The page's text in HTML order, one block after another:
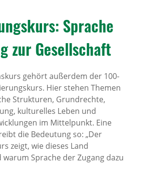
Sprache
zur Gesell­schaft
gehört außerdem der 100-
Hier stehen Themen
Strukturen, Grundrechte,
kulturelles Leben und
im Mittelpunkt. Eine
die Bedeutung so: „Der
zeigt, wie dieses Land
Sprache der Zugang dazu